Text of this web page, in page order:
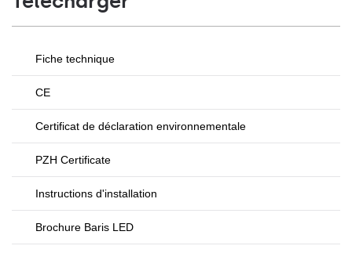
Fiche technique
CE
Certificat de déclaration environnementale
PZH Certificate
Instructions d'installation
Brochure Baris LED